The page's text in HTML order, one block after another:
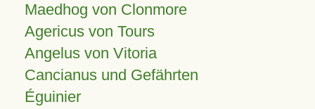
Maedhog von Clonmore
Agericus von Tours
Angelus von Vitoria
Cancianus und Gefährten
Éguinier